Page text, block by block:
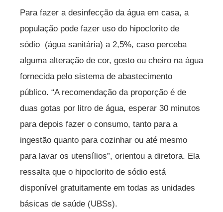
Para fazer a desinfecção da água em casa, a
população pode fazer uso do hipoclorito de
sódio (água sanitária) a 2,5%, caso perceba
alguma alteração de cor, gosto ou cheiro na água
fornecida pelo sistema de abastecimento
público. “A recomendação da proporção é de
duas gotas por litro de água, esperar 30 minutos
para depois fazer o consumo, tanto para a
ingestão quanto para cozinhar ou até mesmo
para lavar os utensílios”, orientou a diretora. Ela
ressalta que o hipoclorito de sódio está
disponível gratuitamente em todas as unidades
básicas de saúde (UBSs).